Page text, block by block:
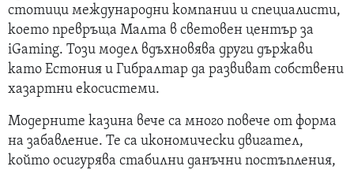
стотици международни компании и специалисти,
което превръща Малта в световен център за
iGaming. Този модел вдъхновява други държави
като Естония и Гибралтар да развиват собствени
хазартни екосистеми.
Модерните казина вече са много повече от форма
на забавление. Те са икономически двигател,
който осигурява стабилни данъчни постъпления,